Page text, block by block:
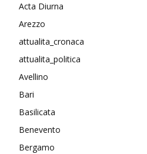
Acta Diurna
Arezzo
attualita_cronaca
attualita_politica
Avellino
Bari
Basilicata
Benevento
Bergamo